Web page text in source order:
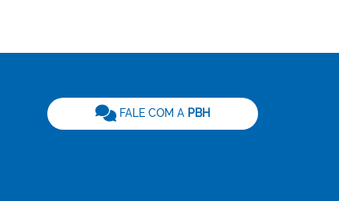
FALE COM A PBH